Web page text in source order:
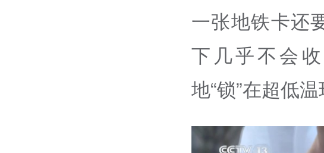
一张地铁卡还
下几乎不会
地“锁”在超低温